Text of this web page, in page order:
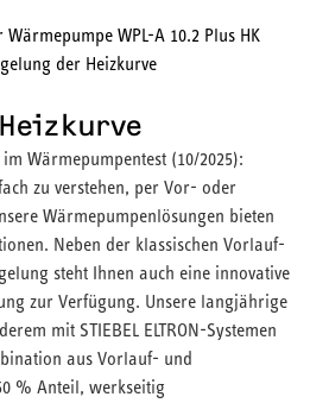
Wärmepumpentest (10/2025):
zu verstehen, per Vor- oder
Wärmepumpenlösungen bieten
Neben der klassischen Vorlauf-
steht Ihnen auch eine innovative
zur Verfügung. Unsere langjährige
mit STIEBEL ELTRON-Systemen
aus Vorlauf- und
% Anteil, werkseitig